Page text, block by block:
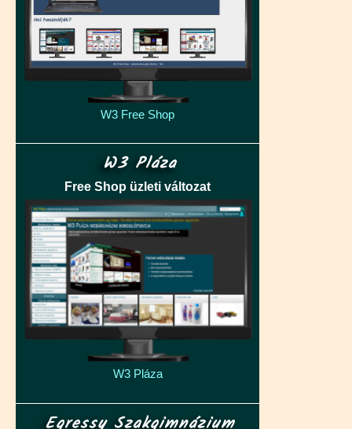
W3 Free Shop
W3 Pláza
Free Shop üzleti változat
W3 Pláza